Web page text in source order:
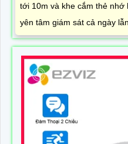
tới 10m và khe cắm thẻ
yên tâm giám sát cả ngày